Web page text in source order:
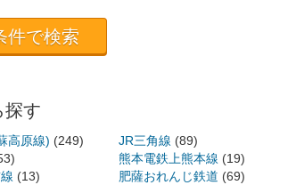
探す
高原線) (249) JR三角線 (89)
熊本電鉄上熊本線 (19)
(13) 肥薩おれんじ鉄道 (69)